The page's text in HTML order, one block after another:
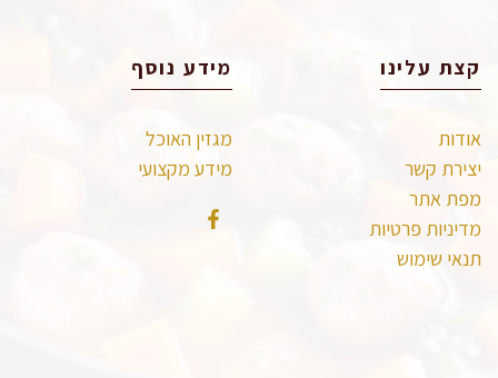
קצת עלינו
אודות
יצירת קשר
מפת אתר
מדיניות פרטיות
תנאי שימוש
מידע נוסף
מגזין האוכל
מידע מקצועי